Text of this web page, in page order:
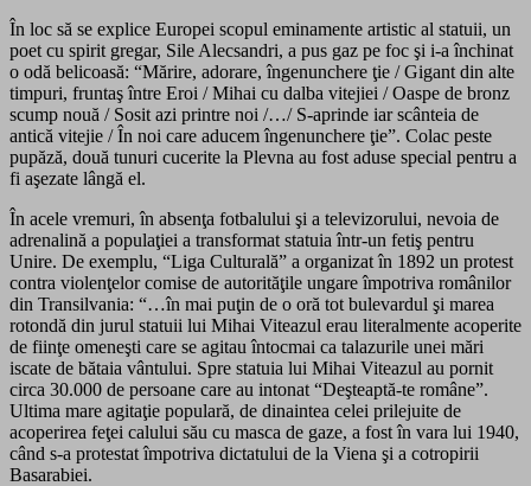
În loc să se explice Europei scopul eminamente artistic al statuii, un
poet cu spirit gregar, Sile Alecsandri, a pus gaz pe foc şi i-a închinat
o odă belicoasă: “Mărire, adorare, îngenunchere ţie / Gigant din alte
timpuri, fruntaş între Eroi / Mihai cu dalba vitejiei / Oaspe de bronz
scump nouă / Sosit azi printre noi /…/ S-aprinde iar scânteia de
antică vitejie / În noi care aducem îngenunchere ţie”. Colac peste
pupăză, două tunuri cucerite la Plevna au fost aduse special pentru a
fi aşezate lângă el.
În acele vremuri, în absenţa fotbalului şi a televizorului, nevoia de
adrenalină a populaţiei a transformat statuia într-un fetiş pentru
Unire. De exemplu, “Liga Culturală” a organizat în 1892 un protest
contra violenţelor comise de autorităţile ungare împotriva românilor
din Transilvania: “…în mai puţin de o oră tot bulevardul şi marea
rotondă din jurul statuii lui Mihai Viteazul erau literalmente acoperite
de fiinţe omeneşti care se agitau întocmai ca talazurile unei mări
iscate de bătaia vântului. Spre statuia lui Mihai Viteazul au pornit
circa 30.000 de persoane care au intonat “Deşteaptă-te române”.
Ultima mare agitaţie populară, de dinaintea celei prilejuite de
acoperirea feţei calului său cu masca de gaze, a fost în vara lui 1940,
când s-a protestat împotriva dictatului de la Viena şi a cotropirii
Basarabiei.